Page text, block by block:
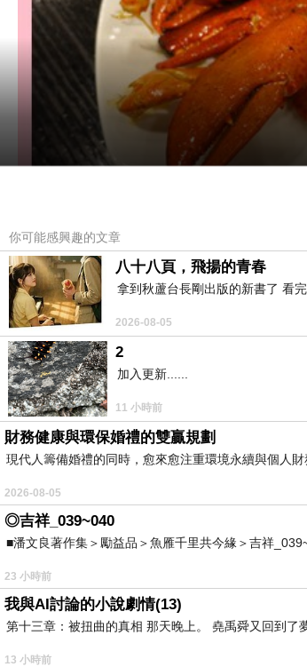
小羊咩.1
你可能感興趣的文章
八十八頁，飛揚的青春
拿到秋蘆台長剛出版的新書了
2026-08-05
2
加入更新......
11 小時前
財務健康與環保婚禮的雙贏規劃
現代人籌備婚禮的同時，愈來愈注重環境永續與個人
2026-08-05
◎吉祥_039~040
■潘文良著作集＞勵益品＞魚雁千里共今緣＞吉祥
23 小時前
我與AI討論的小說劇情(13)
第十三章：被扭曲的真相 那天晚上。 堯禹舜又回到
13 小時前